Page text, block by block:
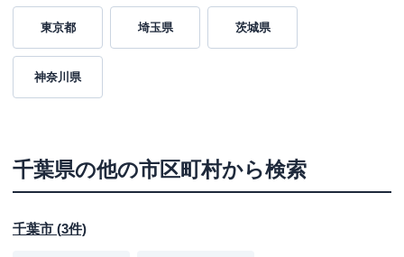
東京都 埼玉県 茨城県
神奈川県
千葉県の他の市区町村から検索
千葉市 (3件)